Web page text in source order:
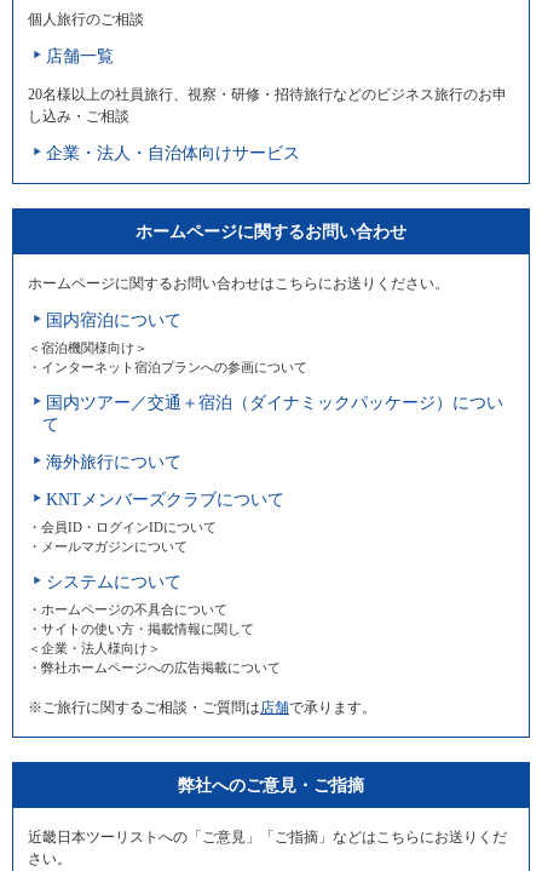
個人旅行のご相談
店舗一覧
20名様以上の社員旅行、視察・研修・招待旅行などのビジネス旅行のお申
し込み・ご相談
企業・法人・自治体向けサービス
ホームページに関するお問い合わせ
ホームページに関するお問い合わせはこちらにお送りください。
国内宿泊について
＜宿泊機関様向け＞
・インターネット宿泊プランへの参画について
国内ツアー／交通＋宿泊（ダイナミックパッケージ）につい
て
海外旅行について
KNTメンバーズクラブについて
・会員ID・ログインIDについて
・メールマガジンについて
システムについて
・ホームページの不具合について
・サイトの使い方・掲載情報に関して
＜企業・法人様向け＞
・弊社ホームページへの広告掲載について
※ご旅行に関するご相談・ご質問は 店舗で承ります。
弊社へのご意見・ご指摘
近畿日本ツーリストへの「ご意見」「ご指摘」などはこちらにお送りくだ
さい。